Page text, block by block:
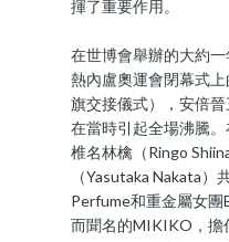
揮了重要作用。
在世博會舉辦的大約
熱內盧奧運會閉幕式
旗交接儀式），安倍
在當時引起全場沸騰
椎名林檎（Ringo
（Yasutaka Nakata
Perfume和重金屬女
而聞名的MIKIKO，擔